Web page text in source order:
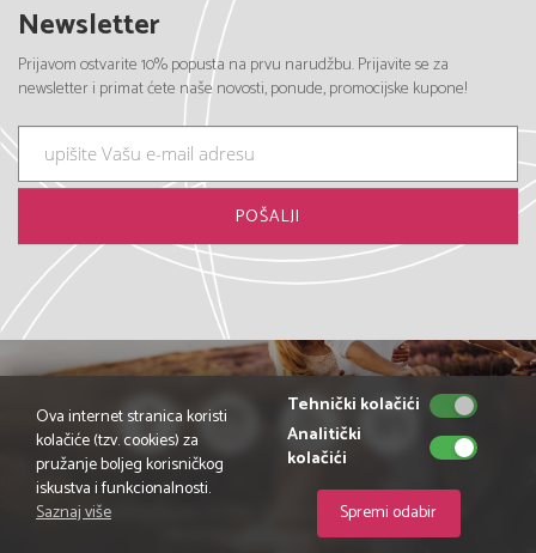
Newsletter
Prijavom ostvarite 10% popusta na prvu narudžbu. Prijavite se za
newsletter i primat ćete naše novosti, ponude, promocijske kupone!
(c) Copyright 2026 | Sva prava zadržana |PRAVILA
web by NIVAGO
Ova internet stranica koristi
kolačiće (tzv. cookies) za
pružanje boljeg korisničkog
iskustva i funkcionalnosti.
Saznaj više
Tehnički kolačići
Analitički
kolačići
Spremi odabir